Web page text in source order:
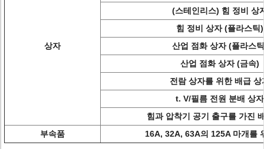
상자
(스테인리스) 힘 정비 상
힘 정비 상자 (플라스틱)
산업 점화 상자 (플라스
산업 점화 상자 (금속)
전람 상자를 위한 배급 상
t. V/필름 전원 분배 상자
힘과 압착기 공기 출구를 가진
부속품
16A, 32A, 63A의 125A 마개를